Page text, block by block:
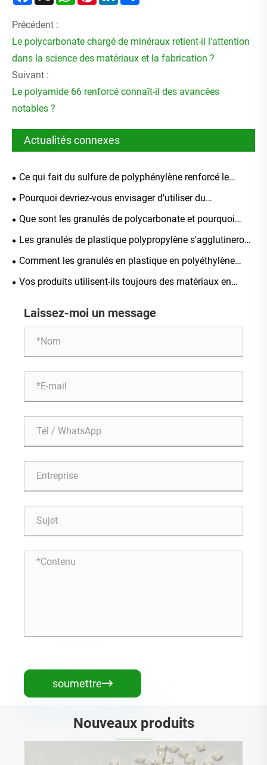
Précédent :
Le polycarbonate chargé de minéraux retient-il l'attention
dans la science des matériaux et la fabrication ?
Suivant :
Le polyamide 66 renforcé connaît-il des avancées
notables ?
Actualités connexes
Ce qui fait du sulfure de polyphénylène renforcé le
matériau ultime pour les applications hautes
Pourquoi devriez-vous envisager d'utiliser du
polybutylène téréphtalate ignifuge pour vos applications
Que sont les granulés de polycarbonate et pourquoi
sont-ils si largement utilisés dans tous les secteurs ?
Les granulés de plastique polypropylène s'agglutineront-
ils après un stockage prolongé ?
Comment les granulés en plastique en polyéthylène
peuvent-ils améliorer les performances de vos produits en
Vos produits utilisent-ils toujours des matériaux en
Laissez-moi un message
soumettre
Nouveaux produits